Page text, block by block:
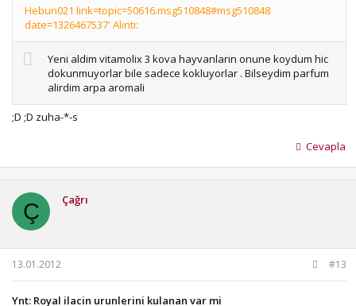
Hebun021 link=topic=50616.msg510848#msg510848
date=1326467537' Alıntı:
Yeni aldim vitamolix 3 kova hayvanlarin onune koydum hic
dokunmuyorlar bile sadece kokluyorlar . Bilseydim parfum
alirdim arpa aromali
;D ;D zuha-*-s
Cevapla
Ç Çağrı
13.01.2012 #13
Ynt: Royal ilacin urunlerini kulanan var mi